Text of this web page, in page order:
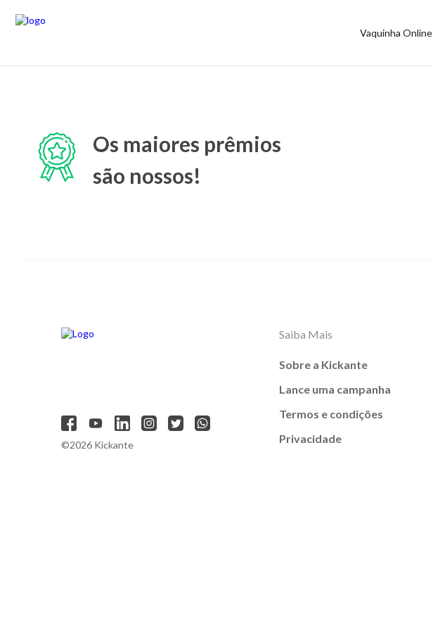
Vaquinha Online
Os maiores prêmios
são nossos!
©2026 Kickante
Saiba Mais
Sobre a Kickante
Lance uma campanha
Termos e condições
Privacidade